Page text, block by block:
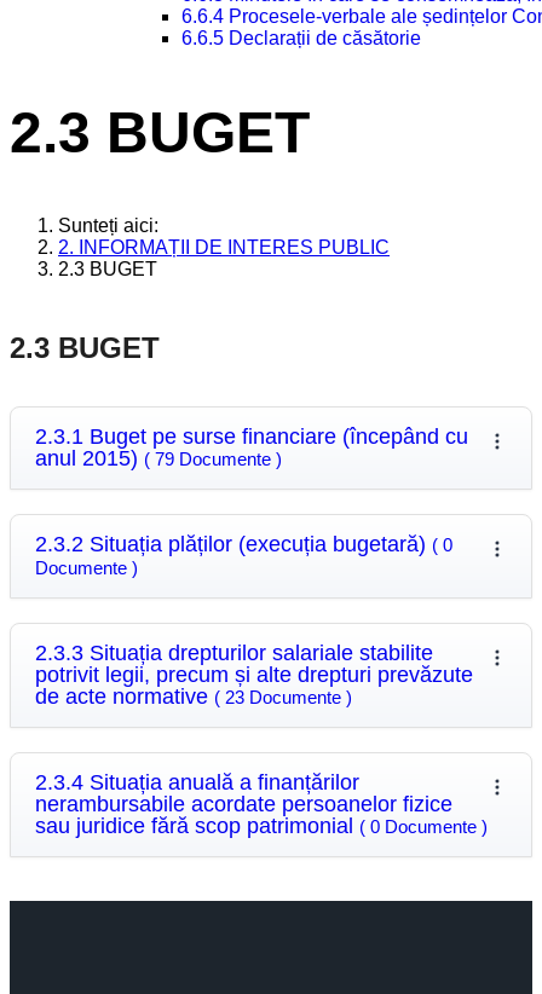
6.6.4 Procesele-verbale ale ședințelor
6.6.5 Declarații de căsătorie
2.3 BUGET
Sunteți aici:
2. INFORMAȚII DE INTERES PUBLIC
2.3 BUGET
2.3 BUGET
2.3.1 Buget pe surse financiare (începând cu
anul 2015) ( 79 Documente )
2.3.2 Situația plăților (execuția bugetară) ( 0
Documente )
2.3.3 Situația drepturilor salariale stabilite
potrivit legii, precum și alte drepturi prevăzute
de acte normative ( 23 Documente )
2.3.4 Situația anuală a finanțărilor
nerambursabile acordate persoanelor fizice
sau juridice fără scop patrimonial ( 0 Documente )